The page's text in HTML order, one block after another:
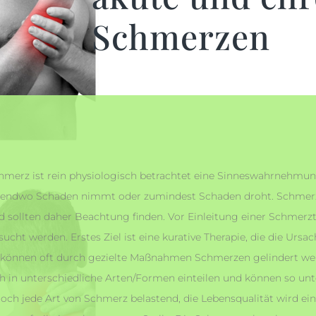
Schmerzen
ist rein physiologisch betrachtet eine
Schaden nimmt oder zumindest Schaden droht.
sollten daher Beachtung finden. Vor Einleitung einer
werden. Erstes Ziel ist eine kurative Therapie, die die
oft durch gezielte Maßnahmen Schmerzen gelindert
in unterschiedliche Arten/Formen einteilen und können so
jede Art von Schmerz belastend, die Lebensqualität wird